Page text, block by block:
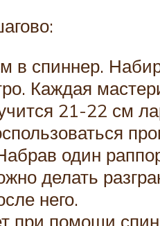
в спиннер.
Каждая
21-22 см
один
делать
него.
при помощи